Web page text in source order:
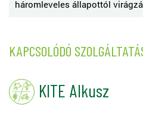
háromleveles állapottól
KAPCSOLÓDÓ
KITE Alkusz